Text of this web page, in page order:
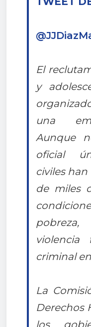
El
y
una
Aunque
oficial
civiles
de miles
violencia
criminal
La
Derechos
los